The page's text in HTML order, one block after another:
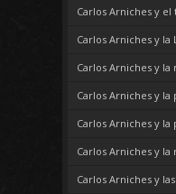
Carlos Arniches y el
Carlos Arniches y la
Carlos Arniches y la
Carlos Arniches y la
Carlos Arniches y la
Carlos Arniches y la
Carlos Arniches y